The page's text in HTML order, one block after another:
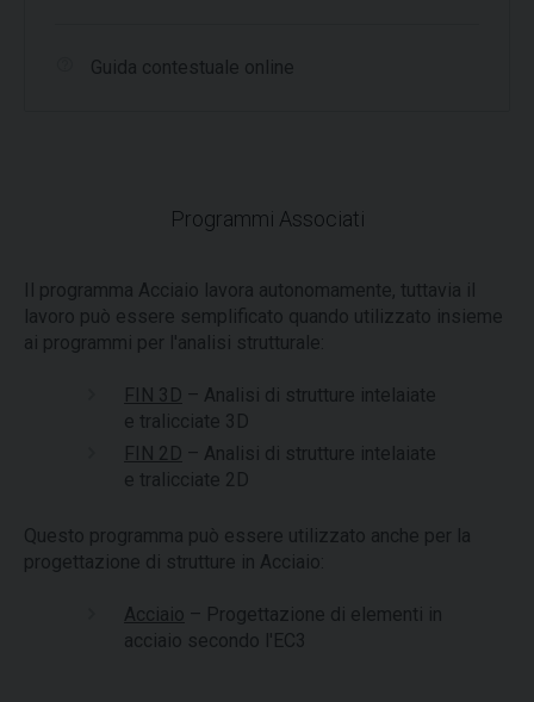
Guida contestuale online
Programmi Associati
Il programma Acciaio lavora autonomamente, tuttavia il
lavoro può essere semplificato quando utilizzato insieme
ai programmi per l'analisi strutturale:
FIN 3D – Analisi di strutture intelaiate
e tralicciate 3D
FIN 2D – Analisi di strutture intelaiate
e tralicciate 2D
Questo programma può essere utilizzato anche per la
progettazione di strutture in Acciaio:
Acciaio – Progettazione di elementi in
acciaio secondo l'EC3